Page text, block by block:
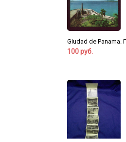
Giudad de Panama.
100 руб.